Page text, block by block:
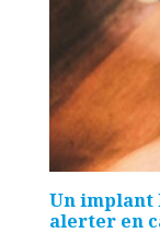
Un implant
alerter en